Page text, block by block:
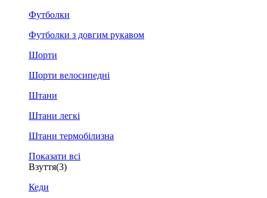
Футболки
Футболки з довгим рукавом
Шорти
Шорти велосипедні
Штани
Штани легкі
Штани термобілизна
Показати всі
Взуття(3)
Кеди